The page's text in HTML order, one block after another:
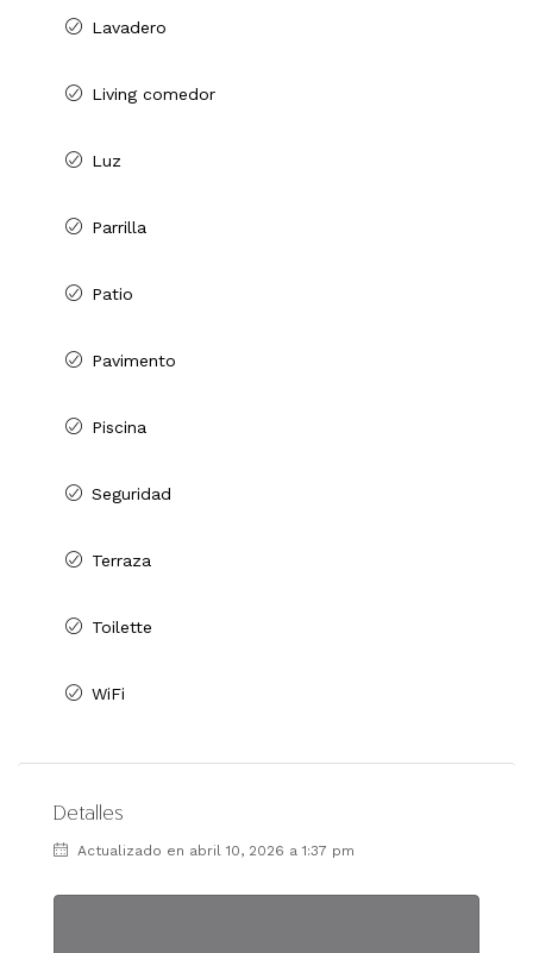
Lavadero
Living comedor
Luz
Parrilla
Patio
Pavimento
Piscina
Seguridad
Terraza
Toilette
WiFi
Detalles
Actualizado en abril 10, 2026 a 1:37 pm